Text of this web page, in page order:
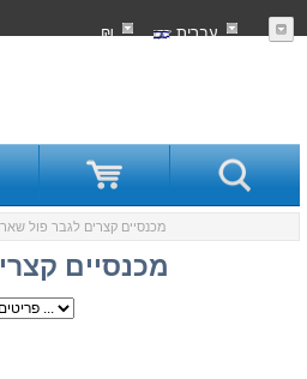
עִברִית ₪
:: מכנסיים קצרים לגבר פול
מכנסיים